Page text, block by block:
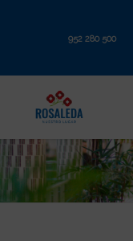
952 280 500